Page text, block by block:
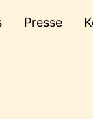
Presse